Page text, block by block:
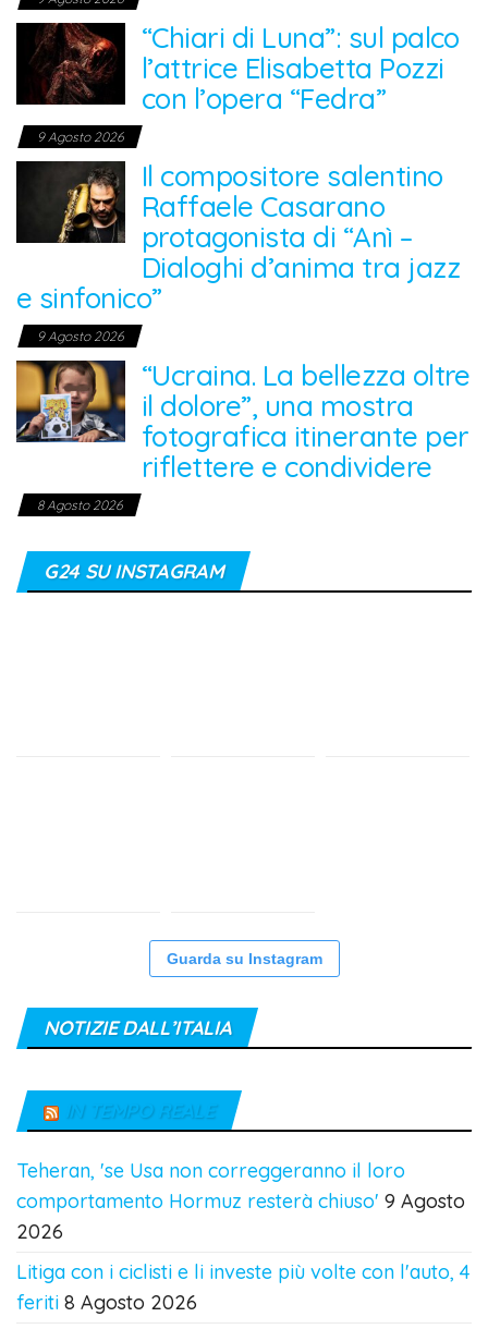
“Chiari di Luna”: sul palco
l’attrice Elisabetta Pozzi
con l’opera “Fedra”
9 Agosto 2026
Il compositore salentino
Raffaele Casarano
protagonista di “Anì –
Dialoghi d’anima tra jazz
e sinfonico”
9 Agosto 2026
“Ucraina. La bellezza oltre
il dolore”, una mostra
fotografica itinerante per
riflettere e condividere
8 Agosto 2026
G24 SU INSTAGRAM
Guarda su Instagram
NOTIZIE DALL’ITALIA
IN TEMPO REALE
Teheran, 'se Usa non correggeranno il loro
comportamento Hormuz resterà chiuso' 9 Agosto
2026
Litiga con i ciclisti e li investe più volte con l'auto, 4
feriti 8 Agosto 2026